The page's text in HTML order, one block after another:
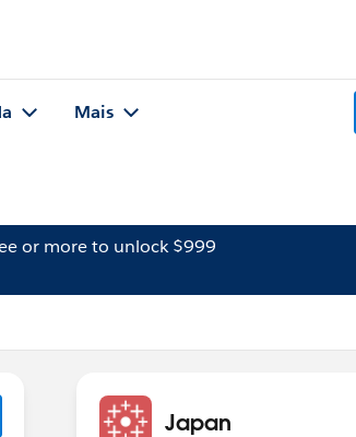
Mais
or more to unlock $999
Japan